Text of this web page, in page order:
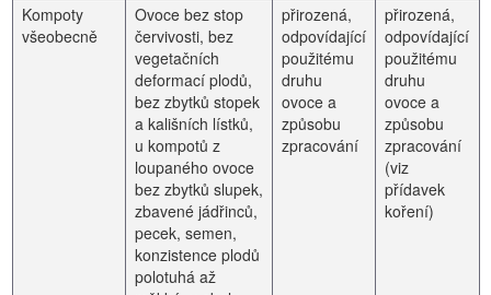
Kompoty
všeobecně
Ovoce bez stop
červivosti, bez
vegetačních
deformací plodů,
bez zbytků stopek
a kališních lístků,
u kompotů z
loupaného ovoce
bez zbytků slupek,
zbavené jádřinců,
pecek, semen,
konzistence plodů
polotuhá až
přirozená,
odpovídající
použitému
druhu
ovoce a
způsobu
zpracování
přirozená,
odpovídající
použitému
druhu
ovoce a
způsobu
zpracování
(viz
přídavek
koření)